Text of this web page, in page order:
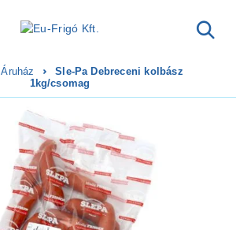
Áruház
Sle-Pa Debreceni kolbász
1kg/csomag